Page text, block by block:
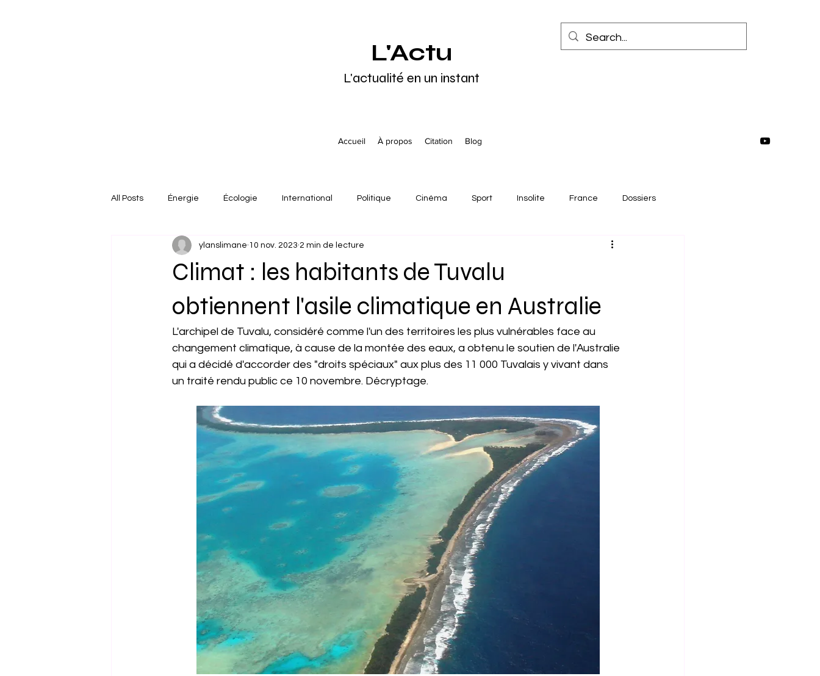
L'Actu
L'actualité en un instant
Accueil À propos Citation Blog
All Posts Énergie Écologie International Politique Cinéma Sport Insolite France Dossiers
États-Unis Afrique Europe Asie Océanie
Amérique du Sud
Climat : les habitants de Tuvalu
obtiennent l'asile climatique en Australie
ylanslimane 10 nov. 2023 2 min de lecture
L'archipel de Tuvalu, considéré comme l'un des territoires les plus vulnérables face au
changement climatique, à cause de la montée des eaux, a obtenu le soutien de l'Australie
qui a décidé d'accorder des "droits spéciaux" aux plus des 11 000 Tuvalais y vivant dans
un traité rendu public ce 10 novembre. Décryptage.